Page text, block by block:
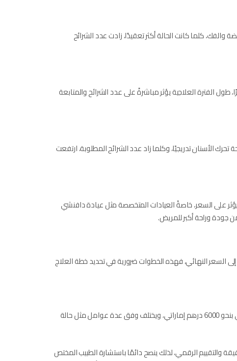
والفك، كلما كانت الحالة أكثر تعقيدًا، زادت عدد الشرائح
العلاج بين الحالات المختلفة، وتتراوح من 6 أشهر إلى 24 شهرًا، طول الفترة العلاجية يؤثر مباشرةً على عدد الشرائح والمتابعة
الأسنان تدريجيًا، وكلما زاد عدد الشرائح المطلوبة، ارتفعت
على السعر، خاصةً العيادات المتخصصة مثل عيادة دافنشي
جودة وراحة أكبر للمريض.
السعر النهائي، فهذه الخطوات ضرورية في تحديد خطة العلاج
يبدأ سعر التقويم الشفاف انفزلاين​ في الإمارات، تحديدًا في إمارة ابو ظبي بنحو 6000 درهم إماراتي، ويختلف وفق عدة عوامل مثل حالة
والتقييم الرقمي، لذلك ينصح دائمًا باستشارة الطبيب المختص